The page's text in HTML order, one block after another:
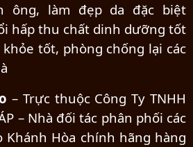
ông, làm đẹp da đặc biệt
hấp thu chất dinh dưỡng tốt
tốt, phòng chống lại các
– Trực thuộc Công Ty TNHH
– Nhà đối tác phân phối các
Khánh Hòa chính hãng hàng